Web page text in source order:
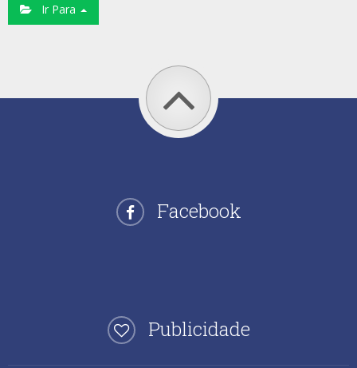
Ir Para
Facebook
Publicidade